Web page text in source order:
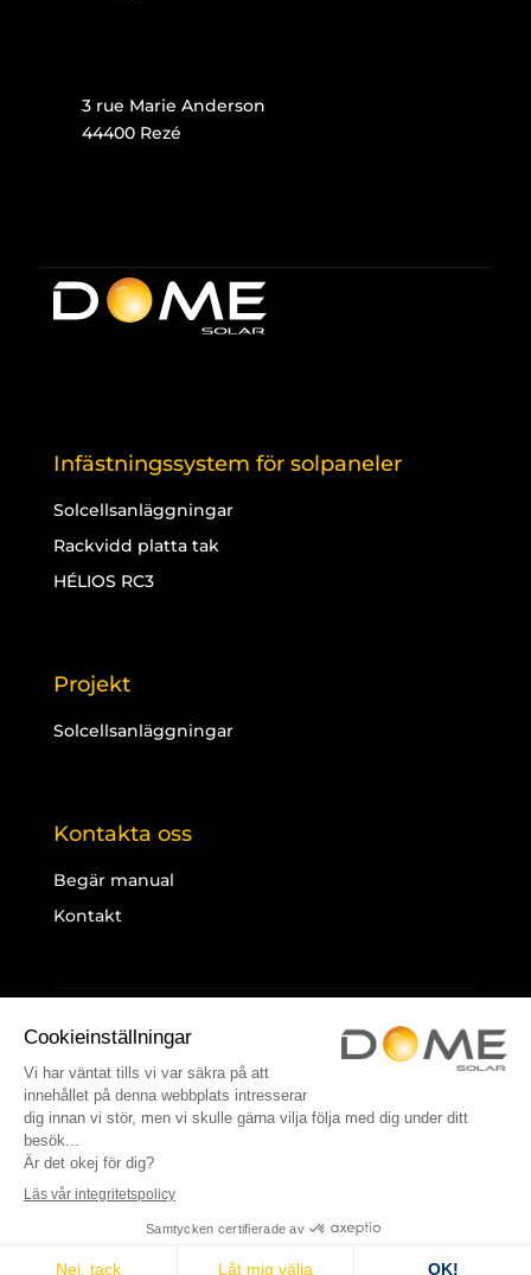
3 rue Marie Anderson
44400 Rezé
Infästningssystem för solpaneler
Solcellsanläggningar
Rackvidd platta tak
HÉLIOS RC3
Projekt
Solcellsanläggningar
Kontakta oss
Begär manual
Kontakt
Cookies
Webbplatskarta
© 2025 Dome Solar